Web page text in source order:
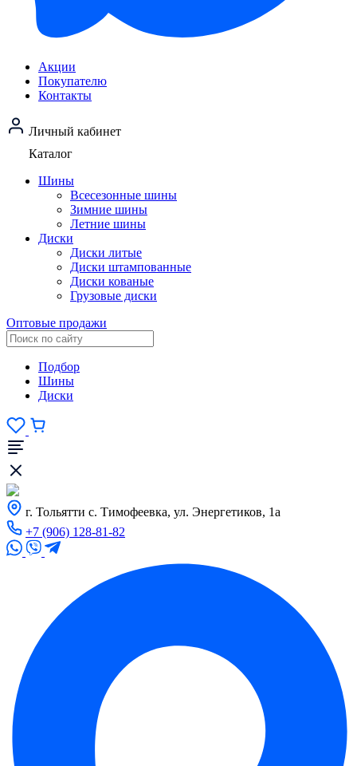
Акции
Покупателю
Контакты
Личный кабинет
Каталог
Шины
Всесезонные шины
Зимние шины
Летние шины
Диски
Диски литые
Диски штампованные
Диски кованые
Грузовые диски
Оптовые продажи
Подбор
Шины
Диски
г. Тольятти с. Тимофеевка, ул. Энергетиков, 1а
+7 (906) 128-81-82